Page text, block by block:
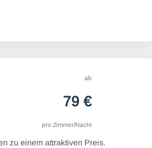
ab
79 €
pro Zimmer/Nacht
zu einem attraktiven Preis.